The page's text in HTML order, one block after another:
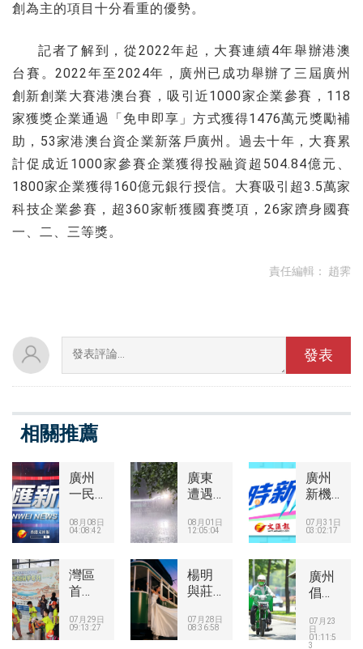
創為主的項目十分看重的優勢。
記者了解到，從2022年起，大賽連續4年舉辦港澳
台賽。2022年至2024年，廣州已成功舉辦了三屆廣州
創新創業大賽港澳台賽，吸引近1000家企業參賽，118
家獲獎企業通過「免申即享」方式獲得1476萬元獎勵補
助，53家港澳台資企業新落戶廣州。過去十年，大賽累
計促成近1000家參賽企業獲得投融資超504.84億元、
1800家企業獲得160億元銀行授信。大賽吸引超3.5萬家
科技企業參賽，超360家斬獲國賽獎項，26家躋身國賽
一、二、三等獎。
責任編輯： 趙霁
相關推薦
廣州
一民
校違
當地
教育
報
08月08日
04:08:42
廣東
遭遇
槽影
等地
降暴
大暴
08月01日
12:05:04
廣州
新機
開
重大
工程
實施
07月31日
03:02:17
灣區
首
西北
07月29日
09:13:27
楊明
與莊
將於
07月28日
08:36:58
廣州
倡
「電
雞」
07月23
日
01:11:5
3